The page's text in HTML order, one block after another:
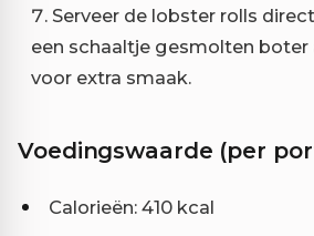
Serveer de lobster rolls
een schaaltje gesmolten boter
voor extra smaak.
Voedingswaarde (per
Calorieën: 410 kcal